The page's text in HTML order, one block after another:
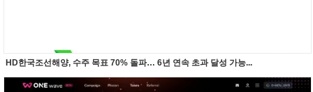
HD한국조선해양, 수주 목표 70% 돌파… 6년 연속 초과 달성 가능...